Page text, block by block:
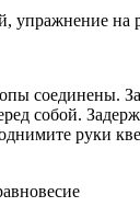
соединены.
собой.
руки